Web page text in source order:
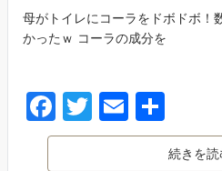
母がトイレにコーラをドボドボ！
かったｗ コーラの成分を
続きを読